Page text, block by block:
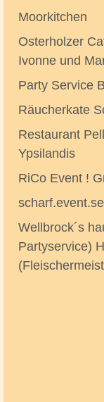
Moorkitchen
Osterholzer
Ivonne und
Party Service
Räucherkate
Restaurant
Ypsilandis
RiCo Event !
Wellbrock´s
Partyservice)